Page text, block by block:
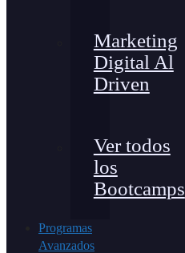
Marketing
Digital Al
Driven
Ver todos
los
Bootcamps
Programas
Avanzados